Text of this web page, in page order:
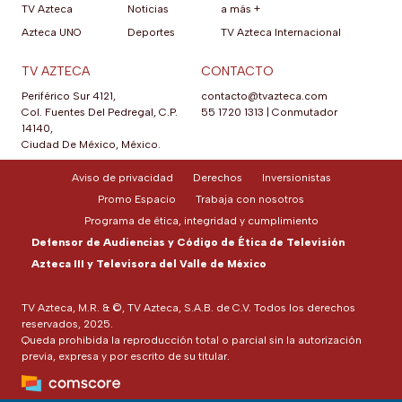
TV Azteca
Azteca UNO
Noticias
Deportes
a más +
TV Azteca Internacional
TV AZTECA
Periférico Sur 4121,
Col. Fuentes Del Pedregal, C.P.
14140,
Ciudad De México, México.
CONTACTO
contacto@tvazteca.com
55 1720 1313
Conmutador
TV Azteca, M.R. & ©, TV Azteca, S.A.B. de C.V. Todos los derechos
reservados, 2025.
Queda prohibida la reproducción total o parcial sin la autorización
previa, expresa y por escrito de su titular.
Aviso de privacidad Derechos
Inversionistas
Promo Espacio
Trabaja con nosotros
Programa de ética, integridad y cumplimiento
Defensor de Audiencias y Código de Ética de Televisión
Azteca III y Televisora del Valle de México